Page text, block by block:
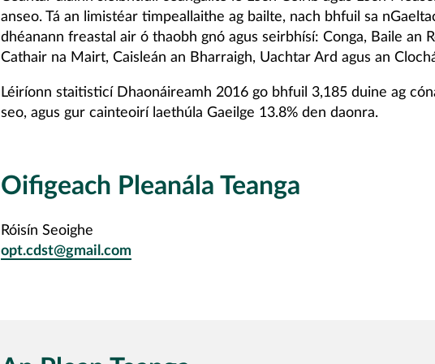
anseo. Tá an limistéar timpeallaithe ag bailte, nach bhfuil sa
dhéanann freastal air ó thaobh gnó agus seirbhísí: Conga, Baile an
Cathair na Mairt, Caisleán an Bharraigh, Uachtar Ard agus an
Léiríonn staitisticí Dhaonáireamh 2016 go bhfuil 3,185 duine ag
seo, agus gur cainteoirí laethúla Gaeilge 13.8% den daonra.
Oifigeach Pleanála Teanga
Róisín Seoighe
opt.cdst@gmail.com